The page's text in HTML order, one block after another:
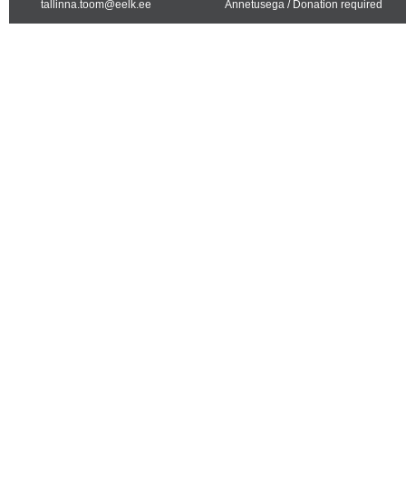
tallinna.toom@eelk.ee
Annetusega / Donation required